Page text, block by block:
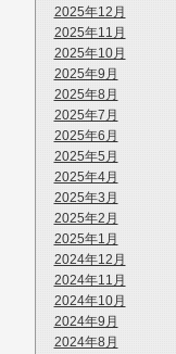
2025年12月
2025年11月
2025年10月
2025年9月
2025年8月
2025年7月
2025年6月
2025年5月
2025年4月
2025年3月
2025年2月
2025年1月
2024年12月
2024年11月
2024年10月
2024年9月
2024年8月